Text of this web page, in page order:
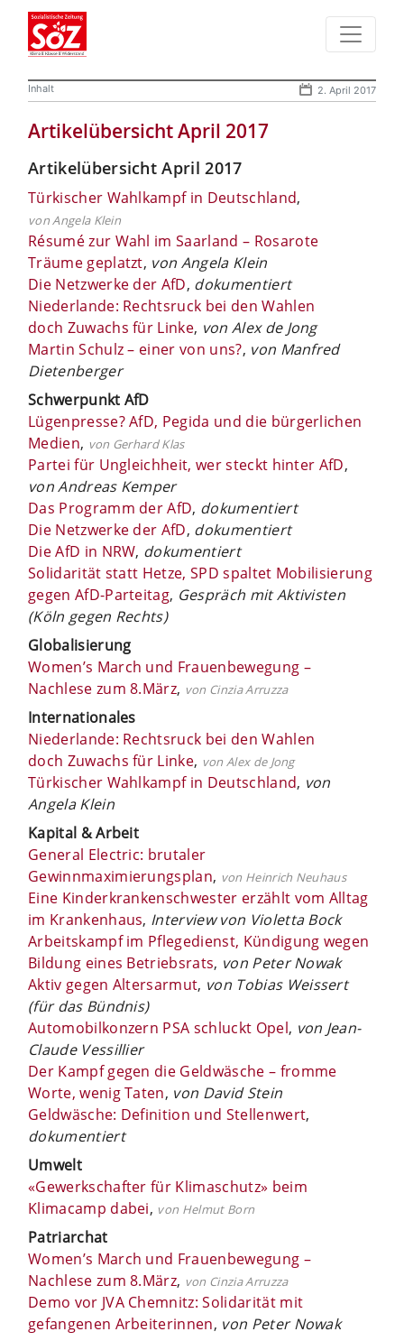
Inhalt 2. April 2017
Artikelübersicht April 2017
Artikelübersicht April 2017
Türkischer Wahlkampf in Deutschland,
von Angela Klein
Résumé zur Wahl im Saarland – Rosarote
Träume geplatzt, von Angela Klein
Die Netzwerke der AfD, dokumentiert
Niederlande: Rechtsruck bei den Wahlen
doch Zuwachs für Linke, von Alex de Jong
Martin Schulz – einer von uns?, von Manfred
Dietenberger
Schwerpunkt AfD
Lügenpresse? AfD, Pegida und die bürgerlichen
Medien, von Gerhard Klas
Partei für Ungleichheit, wer steckt hinter AfD,
von Andreas Kemper
Das Programm der AfD, dokumentiert
Die Netzwerke der AfD, dokumentiert
Die AfD in NRW, dokumentiert
Solidarität statt Hetze, SPD spaltet Mobilisierung
gegen AfD-Parteitag, Gespräch mit Aktivisten
(Köln gegen Rechts)
Globalisierung
Women’s March und Frauenbewegung –
Nachlese zum 8.März, von Cinzia Arruzza
Internationales
Niederlande: Rechtsruck bei den Wahlen
doch Zuwachs für Linke, von Alex de Jong
Türkischer Wahlkampf in Deutschland, von
Angela Klein
Kapital & Arbeit
General Electric: brutaler
Gewinnmaximierungsplan, von Heinrich Neuhaus
Eine Kinderkrankenschwester erzählt vom Alltag
im Krankenhaus, Interview von Violetta Bock
Arbeitskampf im Pflegedienst, Kündigung wegen
Bildung eines Betriebsrats, von Peter Nowak
Aktiv gegen Altersarmut, von Tobias Weissert
(für das Bündnis)
Automobilkonzern PSA schluckt Opel, von Jean-
Claude Vessillier
Der Kampf gegen die Geldwäsche – fromme
Worte, wenig Taten, von David Stein
Geldwäsche: Definition und Stellenwert,
dokumentiert
Umwelt
«Gewerkschafter für Klimaschutz» beim
Klimacamp dabei, von Helmut Born
Patriarchat
Women’s March und Frauenbewegung –
Nachlese zum 8.März, von Cinzia Arruzza
Demo vor JVA Chemnitz: Solidarität mit
gefangenen Arbeiterinnen, von Peter Nowak